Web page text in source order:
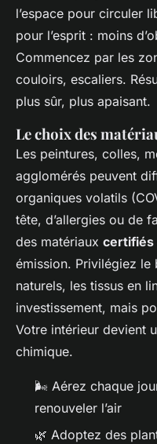
l’espace pour circuler
pour l’esprit : moins
Commencez par les
couloirs, escaliers.
plus sûr, plus apaisant.
Le choix des
Les peintures, colles,
agglomérés peuvent
organiques volatils
tête, d’allergies ou de
des matériaux certifiés
émission. Privilégiez le
naturels, les tissus en
investissement, mais
Votre intérieur devient
chimique.
🌬️ Aérez chaque
renouveler l’air
🌿 Adoptez des